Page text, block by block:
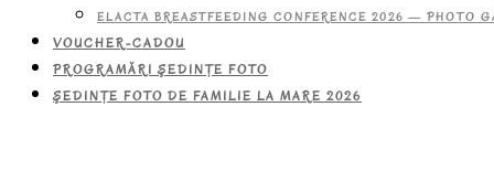
ELACTA BREASTFEEDING CONFERENCE 2026 — PHOTO
VOUCHER-CADOU
PROGRAMĂRI ŞEDINŢE FOTO
ŞEDINŢE FOTO DE FAMILIE LA MARE 2026